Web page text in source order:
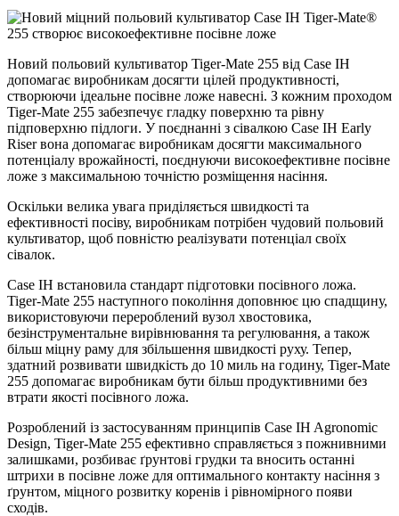
Новий польовий культиватор Tiger-Mate 255 від Case IH
допомагає виробникам досягти цілей продуктивності,
створюючи ідеальне посівне ложе навесні. З кожним проходом
Tiger-Mate 255 забезпечує гладку поверхню та рівну
підповерхню підлоги. У поєднанні з сівалкою Case IH Early
Riser вона допомагає виробникам досягти максимального
потенціалу врожайності, поєднуючи високоефективне посівне
ложе з максимальною точністю розміщення насіння.
Оскільки велика увага приділяється швидкості та
ефективності посіву, виробникам потрібен чудовий польовий
культиватор, щоб повністю реалізувати потенціал своїх
сівалок.
Case IH встановила стандарт підготовки посівного ложа.
Tiger-Mate 255 наступного покоління доповнює цю спадщину,
використовуючи перероблений вузол хвостовика,
безінструментальне вирівнювання та регулювання, а також
більш міцну раму для збільшення швидкості руху. Тепер,
здатний розвивати швидкість до 10 миль на годину, Tiger-Mate
255 допомагає виробникам бути більш продуктивними без
втрати якості посівного ложа.
Розроблений із застосуванням принципів Case IH Agronomic
Design, Tiger-Mate 255 ефективно справляється з пожнивними
залишками, розбиває ґрунтові грудки та вносить останні
штрихи в посівне ложе для оптимального контакту насіння з
ґрунтом, міцного розвитку коренів і рівномірного появи
сходів.